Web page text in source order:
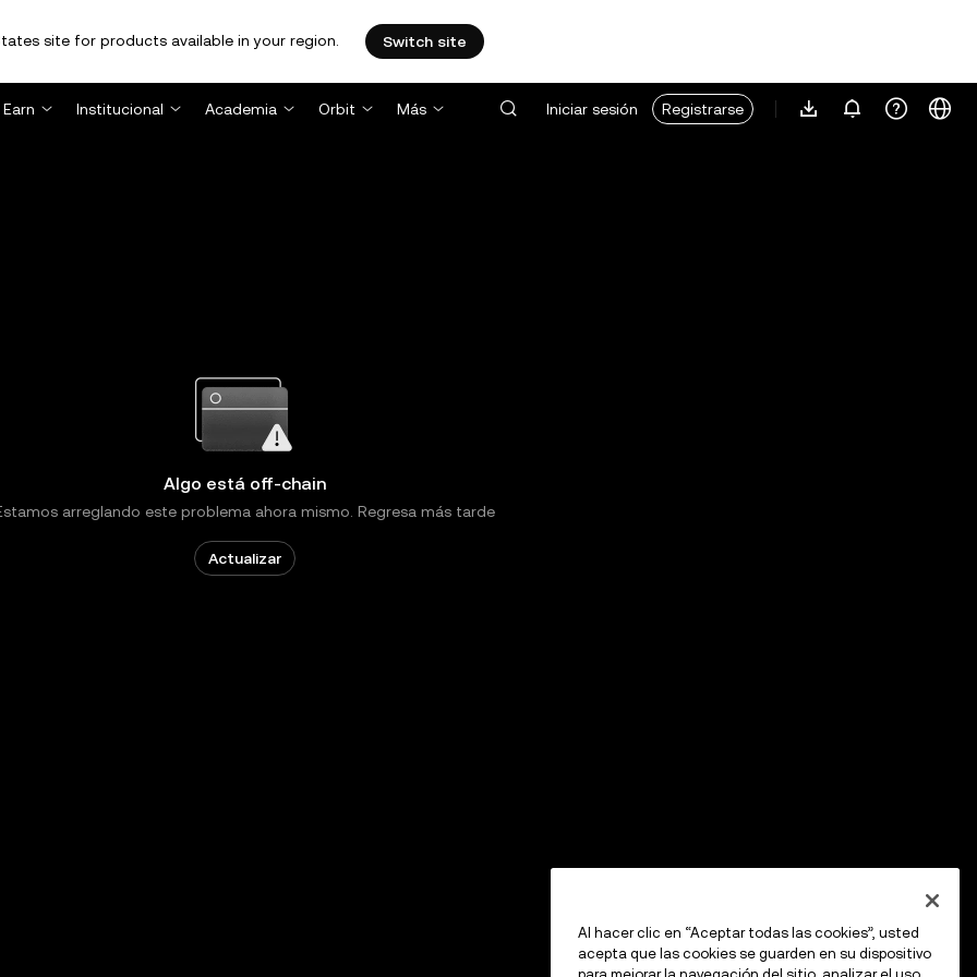
site for products available in your region. Switch site
Earn Institucional Academia Orbit Más Iniciar sesión Registrarse
Algo está off-chain
arreglando este problema ahora mismo. Regresa más tarde
Actualizar
Al hacer clic en “Aceptar todas las cookies”, usted
acepta que las cookies se guarden en su dispositivo